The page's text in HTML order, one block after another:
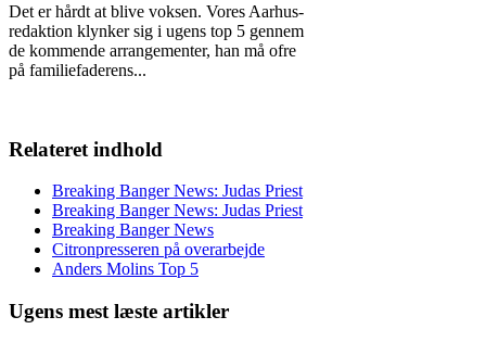
Det er hårdt at blive voksen. Vores Aarhus-
redaktion klynker sig i ugens top 5 gennem
de kommende arrangementer, han må ofre
på familiefaderens...
Relateret indhold
Breaking Banger News: Judas Priest
Breaking Banger News: Judas Priest
Breaking Banger News
Citronpresseren på overarbejde
Anders Molins Top 5
Ugens mest læste artikler